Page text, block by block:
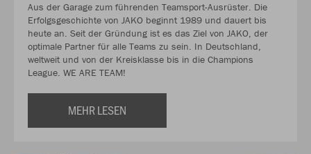
Aus der Garage zum führenden Teamsport-Ausrüster. Die
Erfolgsgeschichte von JAKO beginnt 1989 und dauert bis
heute an. Seit der Gründung ist es das Ziel von JAKO, der
optimale Partner für alle Teams zu sein. In Deutschland,
weltweit und von der Kreisklasse bis in die Champions
League. WE ARE TEAM!
MEHR LESEN